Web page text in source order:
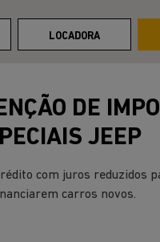
LOCADORA
DE
JEEP
com juros reduzidos
carros novos.